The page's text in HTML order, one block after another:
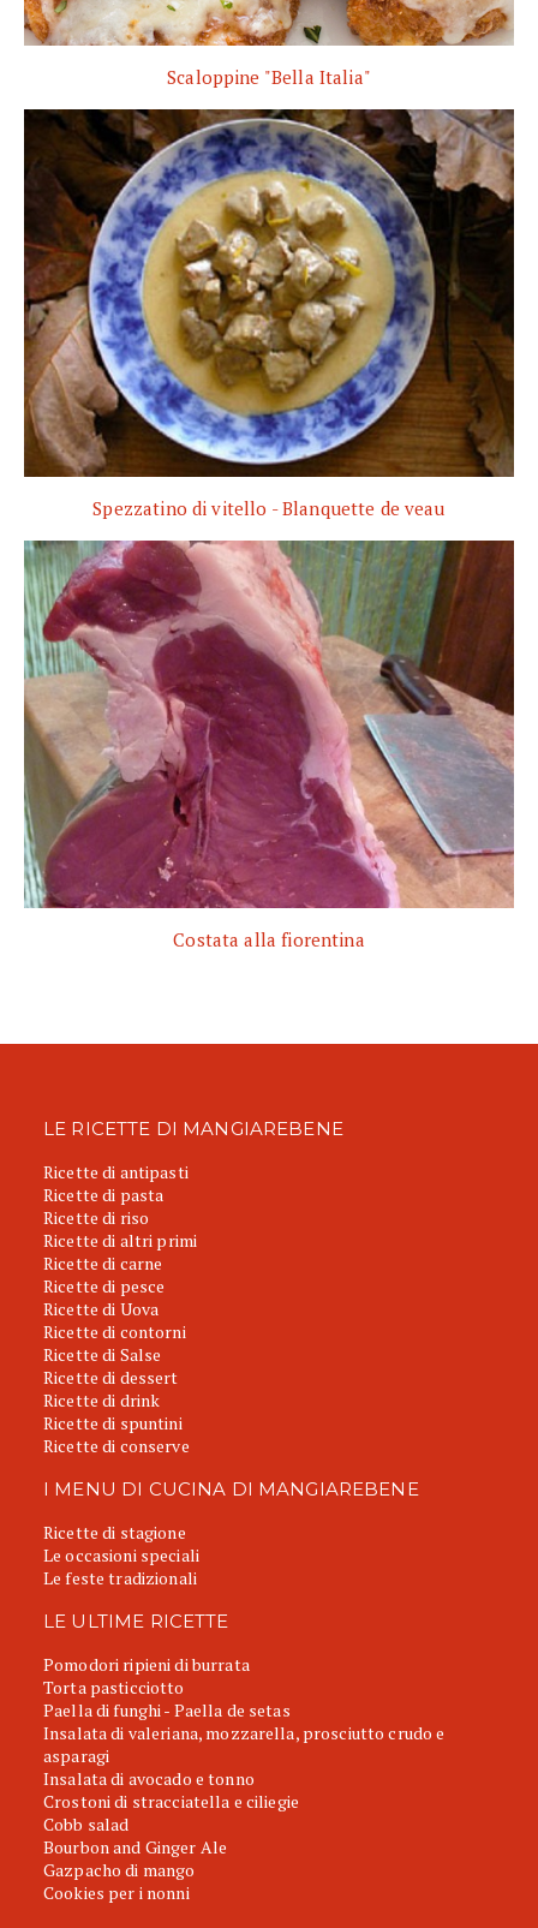
Scaloppine "Bella Italia"
Spezzatino di vitello - Blanquette de veau
Costata alla fiorentina
LE RICETTE DI MANGIAREBENE
Ricette di antipasti
Ricette di pasta
Ricette di riso
Ricette di altri primi
Ricette di carne
Ricette di pesce
Ricette di Uova
Ricette di contorni
Ricette di Salse
Ricette di dessert
Ricette di drink
Ricette di spuntini
Ricette di conserve
I MENU DI CUCINA DI MANGIAREBENE
Ricette di stagione
Le occasioni speciali
Le feste tradizionali
LE ULTIME RICETTE
Pomodori ripieni di burrata
Torta pasticciotto
Paella di funghi - Paella de setas
Insalata di valeriana, mozzarella, prosciutto crudo e
asparagi
Insalata di avocado e tonno
Crostoni di stracciatella e ciliegie
Cobb salad
Bourbon and Ginger Ale
Gazpacho di mango
Cookies per i nonni